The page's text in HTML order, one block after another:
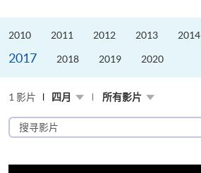
2010 2011 2012 2013 2014
2017 2018 2019 2020
1 影片 四月 所有影片
搜
寻
片